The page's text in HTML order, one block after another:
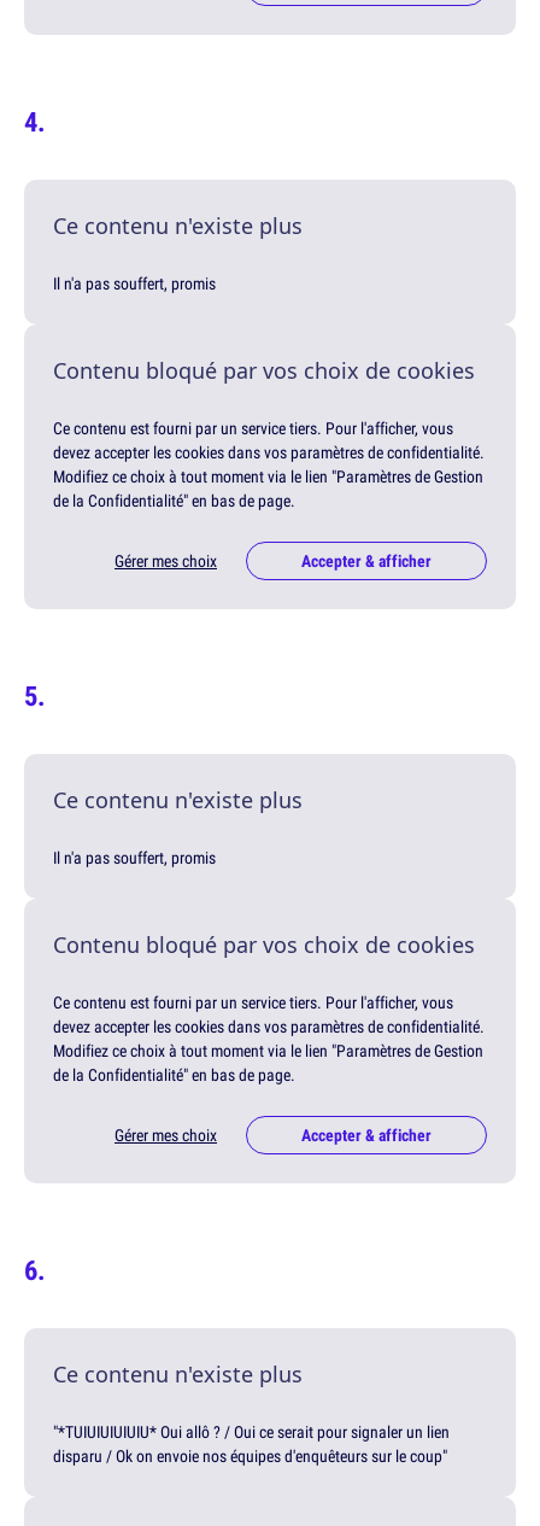
Ce contenu n'existe plus
Il n'a pas souffert, promis
Contenu bloqué par vos choix de cookies
Ce contenu est fourni par un service tiers. Pour l'afficher, vous
devez accepter les cookies dans vos paramètres de confidentialité.
Modifiez ce choix à tout moment via le lien "Paramètres de Gestion
de la Confidentialité" en bas de page.
Gérer mes choix Accepter & afficher
Ce contenu n'existe plus
Il n'a pas souffert, promis
Contenu bloqué par vos choix de cookies
Ce contenu est fourni par un service tiers. Pour l'afficher, vous
devez accepter les cookies dans vos paramètres de confidentialité.
Modifiez ce choix à tout moment via le lien "Paramètres de Gestion
de la Confidentialité" en bas de page.
Gérer mes choix Accepter & afficher
Ce contenu n'existe plus
"*TUIUIUIUIUIU* Oui allô ? / Oui ce serait pour signaler un lien
disparu / Ok on envoie nos équipes d'enquêteurs sur le coup"